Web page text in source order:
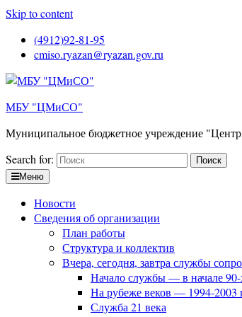
Skip to content
(4912)92-81-95
cmiso.ryazan@ryazan.gov.ru
МБУ "ЦМиСО"
Муниципальное бюджетное учреждение
Search for:
Меню
Новости
Сведения об организации
План работы
Структура и коллектив
Вчера, сегодня, завтра службы
Начало службы — в начале 90-
На рубеже веков — 1994-2003
Служба 21 века